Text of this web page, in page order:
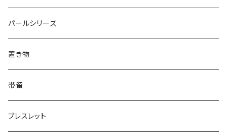
リング
Square
てんとう虫
pattern
Square
Bubble
Animal
鳥
Triangle
Animal
うさぎ
パンダ
鏡
Pattern
マーメイド
犬
クジラ
鏡
Pattern
house
bag
てんとう虫
Food
Pattern
ガラス
Round
てんとう虫
animal
lip
パールシリーズ
置き物
帯留
ブレスレット